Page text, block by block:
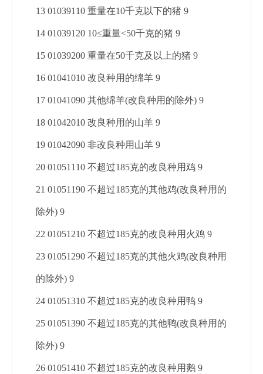
13 01039110 重量在10千克以下的猪 9
14 01039120 10≤重量<50千克的猪 9
15 01039200 重量在50千克及以上的猪 9
16 01041010 改良种用的绵羊 9
17 01041090 其他绵羊(改良种用的除外) 9
18 01042010 改良种用的山羊 9
19 01042090 非改良种用山羊 9
20 01051110 不超过185克的改良种用鸡 9
21 01051190 不超过185克的其他鸡(改良种用的
除外) 9
22 01051210 不超过185克的改良种用火鸡 9
23 01051290 不超过185克的其他火鸡(改良种用
的除外) 9
24 01051310 不超过185克的改良种用鸭 9
25 01051390 不超过185克的其他鸭(改良种用的
除外) 9
26 01051410 不超过185克的改良种用鹅 9